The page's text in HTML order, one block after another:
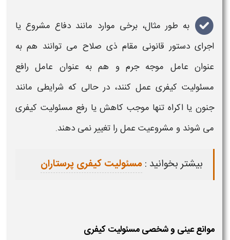
به طور مثال، برخی موارد مانند دفاع مشروع یا
اجرای دستور قانونی مقام ذی صلاح می توانند هم به
عنوان عامل موجه جرمو هم به عنوان عامل رافع
مسئولیت کیفری عمل کنند، در حالی که شرایطی مانند
جنون یا اکراه تنها موجب کاهش یا رفع مسئولیت کیفری
می شوند و مشروعیت عمل را تغییر نمی دهند.
بیشتر بخوانید :مسئولیت کیفری پرستاران
موانع عینی و شخصی مسئولیت کیفری